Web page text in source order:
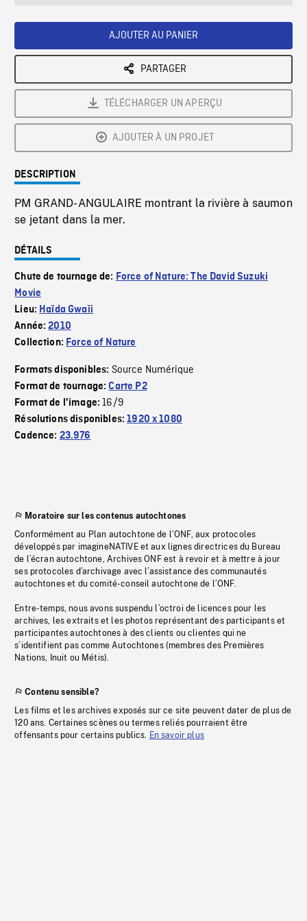
AJOUTER AU PANIER
PARTAGER
TÉLÉCHARGER UN APERÇU
AJOUTER À UN PROJET
DESCRIPTION
PM GRAND-ANGULAIRE montrant la rivière à saumon
se jetant dans la mer.
DÉTAILS
Chute de tournage de: Force of Nature: The David Suzuki
Movie
Lieu: Haïda Gwaïi
Année:2010
Collection: Force of Nature
Formats disponibles: Source Numérique
Format de tournage:Carte P2
Format de l'image:16/9
Résolutions disponibles:1920 x 1080
Cadence: 23.976
Moratoire sur les contenus autochtones
Conformément au Plan autochtone de l’ONF, aux protocoles
développés par imagineNATIVE et aux lignes directrices du Bureau
de l’écran autochtone, Archives ONF est à revoir et à mettre à jour
ses protocoles d’archivage avec l’assistance des communautés
autochtones et du comité-conseil autochtone de l’ONF.
Entre-temps, nous avons suspendu l’octroi de licences pour les
archives, les extraits et les photos représentant des participants et
participantes autochtones à des clients ou clientes qui ne
s’identifient pas comme Autochtones (membres des Premières
Nations, Inuit ou Métis).
Contenu sensible?
Les films et les archives exposés sur ce site peuvent dater de plus de
120 ans. Certaines scènes ou termes reliés pourraient être
offensants pour certains publics. En savoir plus